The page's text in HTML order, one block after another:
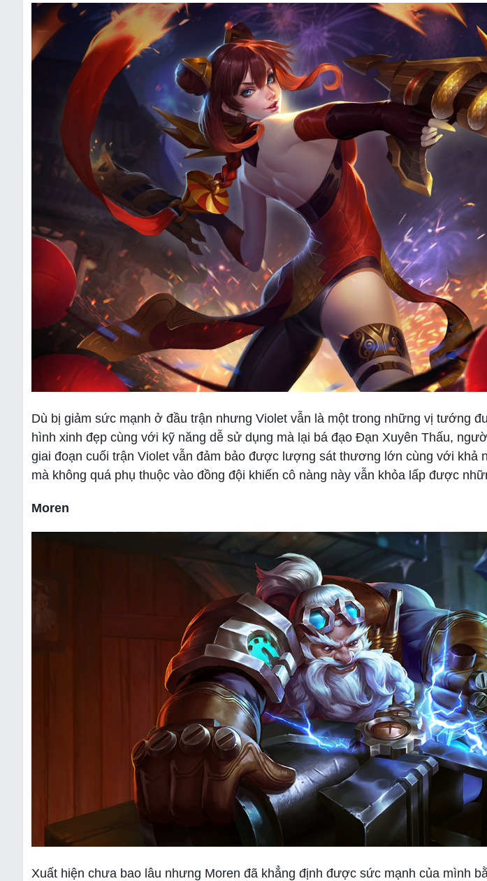
Dù bị giảm sức mạnh ở đầu trận nhưng Violet vẫn là một trong những vị tướng
hình xinh đẹp cùng với kỹ năng dễ sử dụng mà lại bá đạo Đạn Xuyên Thấu,
giai đoạn cuối trận Violet vẫn đảm bảo được lượng sát thương lớn cùng với khả
mà không quá phụ thuộc vào đồng đội khiến cô nàng này vẫn khỏa lấp được
Moren
Xuất hiện chưa bao lâu nhưng Moren đã khẳng định được sức mạnh của mình